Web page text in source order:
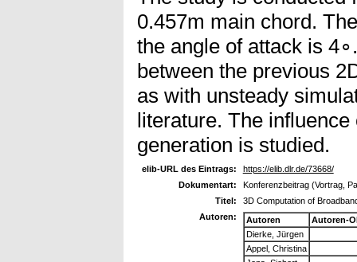
0.457m main chord.
the angle of attack is
between the previous
as with unsteady
literature. The
generation is studied.
elib-URL des Eintrags:
https://elib.dlr.de/73668/
Dokumentart:
Konferenzbeitrag (Vortrag,
Titel:
3D Computation of
Autoren:
Autoren
Autoren-
Dierke, Jürgen
Appel, Christina